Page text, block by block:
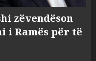
zëvendëson
i Ramës për të